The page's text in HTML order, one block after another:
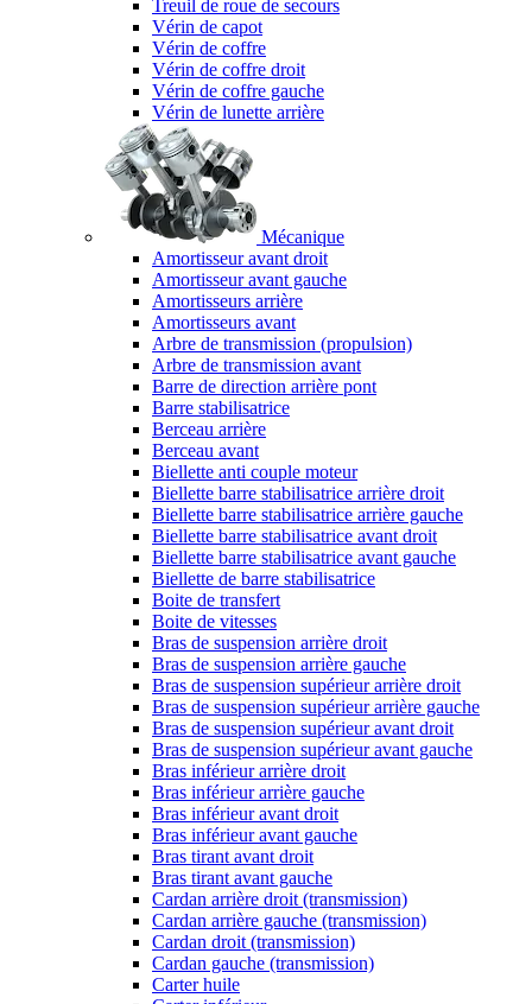
Treuil de roue de secours
Vérin de capot
Vérin de coffre
Vérin de coffre droit
Vérin de coffre gauche
Vérin de lunette arrière
Mécanique
Amortisseur avant droit
Amortisseur avant gauche
Amortisseurs arrière
Amortisseurs avant
Arbre de transmission (propulsion)
Arbre de transmission avant
Barre de direction arrière pont
Barre stabilisatrice
Berceau arrière
Berceau avant
Biellette anti couple moteur
Biellette barre stabilisatrice arrière droit
Biellette barre stabilisatrice arrière gauche
Biellette barre stabilisatrice avant droit
Biellette barre stabilisatrice avant gauche
Biellette de barre stabilisatrice
Boite de transfert
Boite de vitesses
Bras de suspension arrière droit
Bras de suspension arrière gauche
Bras de suspension supérieur arrière droit
Bras de suspension supérieur arrière gauche
Bras de suspension supérieur avant droit
Bras de suspension supérieur avant gauche
Bras inférieur arrière droit
Bras inférieur arrière gauche
Bras inférieur avant droit
Bras inférieur avant gauche
Bras tirant avant droit
Bras tirant avant gauche
Cardan arrière droit (transmission)
Cardan arrière gauche (transmission)
Cardan droit (transmission)
Cardan gauche (transmission)
Carter huile